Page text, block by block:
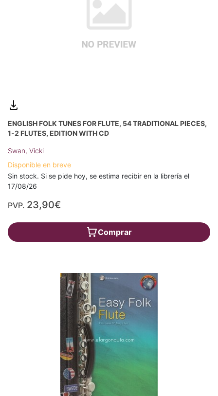
ENGLISH FOLK TUNES FOR FLUTE, 54 TRADITIONAL PIECES,
1-2 FLUTES, EDITION WITH CD
Swan, Vicki
Disponible en breve
Sin stock. Si se pide hoy, se estima recibir en la librería el
17/08/26
PVP. 23,90€
Comprar